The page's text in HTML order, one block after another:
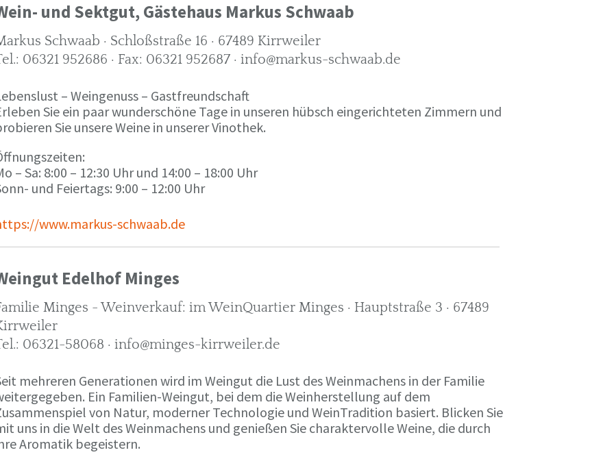
und Sektgut, Gästehaus Markus Schwaab
Schwaab · Schloßstraße 16 · 67489 Kirrweiler
06321 952686 · Fax: 06321 952687 · info@markus-schwaab.de
– Weingenuss – Gastfreundschaft
Sie ein paar wunderschöne Tage in unseren hübsch eingerichteten Zimmern und
Sie unsere Weine in unserer Vinothek.
– Sa: 8:00 – 12:30 Uhr und 14:00 – 18:00 Uhr
und Feiertags: 9:00 – 12:00 Uhr
www.markus-schwaab.de
Edelhof Minges
Minges - Weinverkauf: im WeinQuartier Minges · Hauptstraße 3 · 67489
06321-58068 · info@minges-kirrweiler.de
mehreren Generationen wird im Weingut die Lust des Weinmachens in der Familie
Ein Familien-Weingut, bei dem die Weinherstellung auf dem
von Natur, moderner Technologie und WeinTradition basiert. Blicken Sie
uns in die Welt des Weinmachens und genießen Sie charaktervolle Weine, die durch
Aromatik begeistern.